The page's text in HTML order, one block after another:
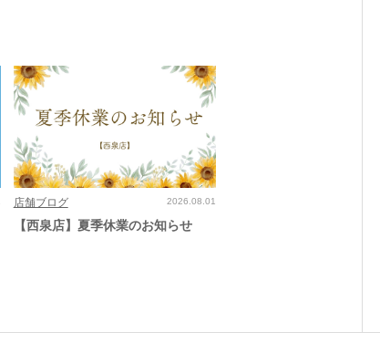
店舗ブログ 2026.08.01
【西泉店】夏季休業のお知らせ